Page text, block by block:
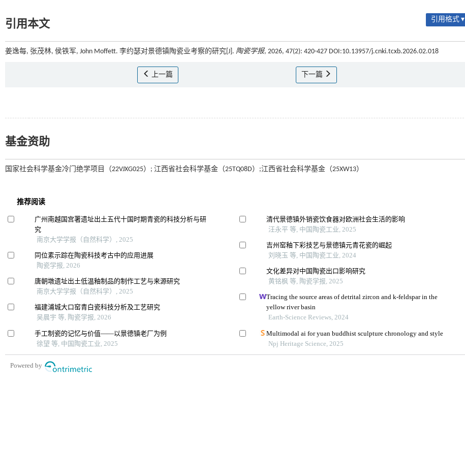
引用本文 引用格式 ▾
姜逸每, 张茂林, 侯铁军, John Moffett. 李约瑟对景德镇陶瓷业考察的研究[J]. 陶瓷学报, 2026, 47(2): 420-427 DOI:10.13957/j.cnki.tcxb.2026.02.018
上一篇 下一篇
基金资助
国家社会科学基金冷门绝学项目（22VJXG025）; 江西省社会科学基金（25TQ08D）;江西省社会科学基金（25XW13）